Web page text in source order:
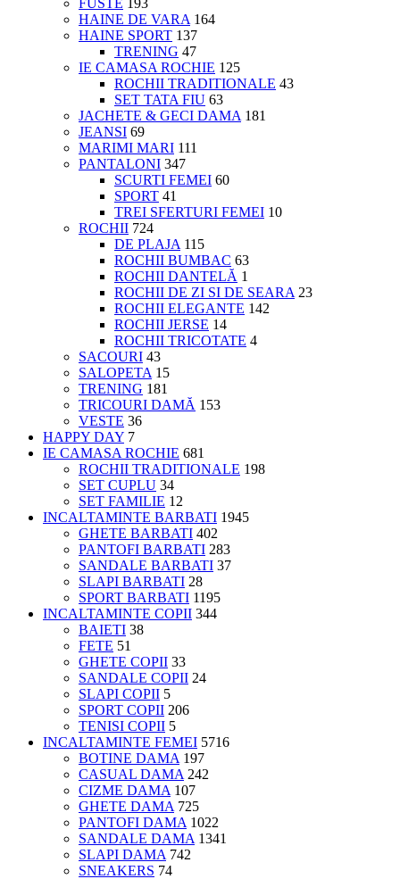
FUSTE 193
HAINE DE VARA 164
HAINE SPORT 137
TRENING 47
IE CAMASA ROCHIE 125
ROCHII TRADITIONALE 43
SET TATA FIU 63
JACHETE & GECI DAMA 181
JEANSI 69
MARIMI MARI 111
PANTALONI 347
SCURTI FEMEI 60
SPORT 41
TREI SFERTURI FEMEI 10
ROCHII 724
DE PLAJA 115
ROCHII BUMBAC 63
ROCHII DANTELĂ 1
ROCHII DE ZI SI DE SEARA 23
ROCHII ELEGANTE 142
ROCHII JERSE 14
ROCHII TRICOTATE 4
SACOURI 43
SALOPETA 15
TRENING 181
TRICOURI DAMĂ 153
VESTE 36
HAPPY DAY 7
IE CAMASA ROCHIE 681
ROCHII TRADITIONALE 198
SET CUPLU 34
SET FAMILIE 12
INCALTAMINTE BARBATI 1945
GHETE BARBATI 402
PANTOFI BARBATI 283
SANDALE BARBATI 37
SLAPI BARBATI 28
SPORT BARBATI 1195
INCALTAMINTE COPII 344
BAIETI 38
FETE 51
GHETE COPII 33
SANDALE COPII 24
SLAPI COPII 5
SPORT COPII 206
TENISI COPII 5
INCALTAMINTE FEMEI 5716
BOTINE DAMA 197
CASUAL DAMA 242
CIZME DAMA 107
GHETE DAMA 725
PANTOFI DAMA 1022
SANDALE DAMA 1341
SLAPI DAMA 742
SNEAKERS 74